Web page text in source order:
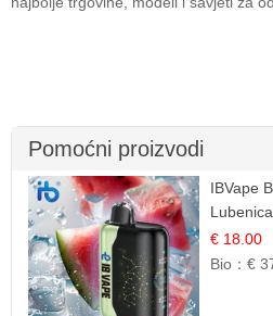
Pomoćni proizvodi
IBVape
Okus
€ 18.00
Bio：€